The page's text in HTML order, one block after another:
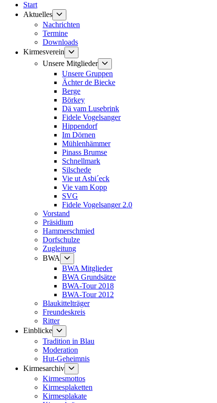
Start
Aktuelles
anzeigen
Nachrichten
Termine
Downloads
Kirmesverein
Untermenü
anzeigen
Unsere Mitglieder
anzeigen
Unsere Gruppen
Ächter de Biecke
Berge
Börkey
Dä vam Lusebrink
Fidele Vogelsanger
Hippendorf
Im Dörnen
Mühlenhämmer
Pinass Brumse
Schnellmark
Silschede
Vie ut Asbi´eck
Vie vam Kopp
SVG
Fidele Vogelsanger 2.0
Vorstand
Präsidium
Hammerschmied
Dorfschulze
Zugleitung
BWA
anzeigen
BWA Mitglieder
BWA Grundsätze
BWA-Tour 2018
BWA-Tour 2012
Blaukittelträger
Freundeskreis
Ritter
Einblicke
Untermenü
anzeigen
Tradition in Blau
Moderation
Hut-Geheimnis
Kirmesarchiv
anzeigen
Kirmesmottos
Kirmesplaketten
Kirmesplakate